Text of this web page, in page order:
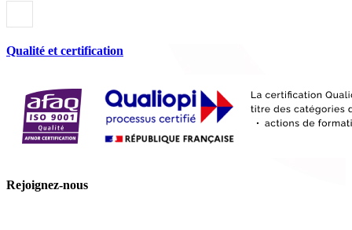
Qualité et certification
Rejoignez-nous